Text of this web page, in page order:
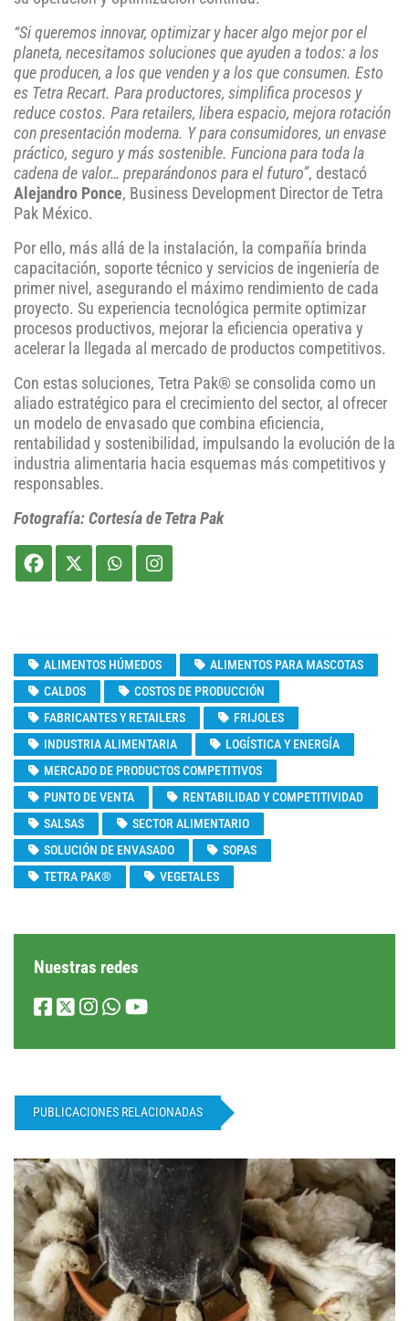
“Si queremos innovar, optimizar y hacer algo mejor por el
planeta, necesitamos soluciones que ayuden a todos: a los
que producen, a los que venden y a los que consumen. Esto
es Tetra Recart. Para productores, simplifica procesos y
reduce costos. Para retailers, libera espacio, mejora rotación
con presentación moderna. Y para consumidores, un envase
práctico, seguro y más sostenible. Funciona para toda la
cadena de valor… preparándonos para el futuro”, destacó
Alejandro Ponce, Business Development Director de Tetra
Pak México.
Por ello, más allá de la instalación, la compañía brinda
capacitación, soporte técnico y servicios de ingeniería de
primer nivel, asegurando el máximo rendimiento de cada
proyecto. Su experiencia tecnológica permite optimizar
procesos productivos, mejorar la eficiencia operativa y
acelerar la llegada al mercado de productos competitivos.
Con estas soluciones, Tetra Pak® se consolida como un
aliado estratégico para el crecimiento del sector, al ofrecer
un modelo de envasado que combina eficiencia,
rentabilidad y sostenibilidad, impulsando la evolución de la
industria alimentaria hacia esquemas más competitivos y
responsables.
Fotografía: Cortesía de Tetra Pak
ALIMENTOS HÚMEDOS
ALIMENTOS PARA MASCOTAS
CALDOS
COSTOS DE PRODUCCIÓN
FABRICANTES Y RETAILERS
FRIJOLES
INDUSTRIA ALIMENTARIA
LOGÍSTICA Y ENERGÍA
MERCADO DE PRODUCTOS COMPETITIVOS
PUNTO DE VENTA
RENTABILIDAD Y COMPETITIVIDAD
SALSAS
SECTOR ALIMENTARIO
SOLUCIÓN DE ENVASADO
SOPAS
TETRA PAK®
VEGETALES
Nuestras redes
PUBLICACIONES RELACIONADAS